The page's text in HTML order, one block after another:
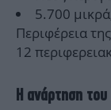
5.700
Περιφέρεια
12
Η ανάρτηση